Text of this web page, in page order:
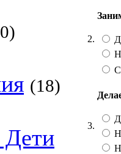
(18)
2.
3.